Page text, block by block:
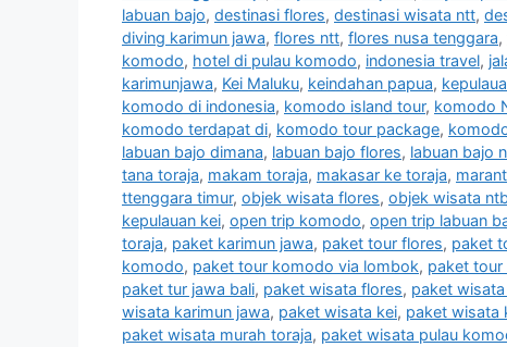
labuan bajo, destinasi flores, destinasi wisata ntt,
diving karimun jawa, flores ntt, flores nusa tenggara,
komodo, hotel di pulau komodo, indonesia travel,
karimunjawa, Kei Maluku, keindahan papua,
komodo di indonesia, komodo island tour, komodo
komodo terdapat di, komodo tour package,
labuan bajo dimana, labuan bajo flores, labuan bajo
tana toraja, makam toraja, makasar ke toraja,
ttenggara timur, objek wisata flores, objek wisata
kepulauan kei, open trip komodo, open trip labuan
toraja, paket karimun jawa, paket tour flores, paket
komodo, paket tour komodo via lombok, paket tour
paket tur jawa bali, paket wisata flores, paket
wisata karimun jawa, paket wisata kei, paket wisata
paket wisata murah toraja, paket wisata pulau